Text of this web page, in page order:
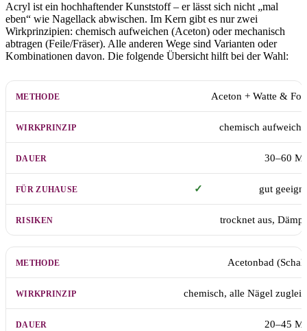
Acryl ist ein hochhaftender Kunststoff – er lässt sich nicht „mal
eben“ wie Nagellack abwischen. Im Kern gibt es nur zwei
Wirkprinzipien: chemisch aufweichen (Aceton) oder mechanisch
abtragen (Feile/Fräser). Alle anderen Wege sind Varianten oder
Kombinationen davon. Die folgende Übersicht hilft bei der Wahl:
METHODE DAUER (ZUHAUSE) FÜR
Aceton + Watte &
chemisch
30–60
✓ gut
trocknet aus,
Acetonbad
chemisch, alle Nägel
20–45